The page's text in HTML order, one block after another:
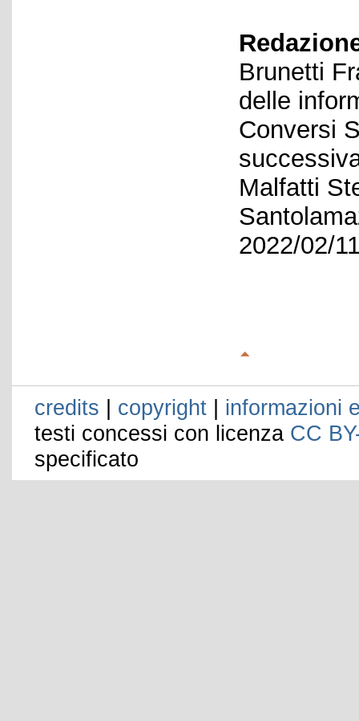
Brunetti
delle
Conversi
Malfatti
2022/02/
credits | copyright | informazioni
testi concessi con licenza CC
specificato